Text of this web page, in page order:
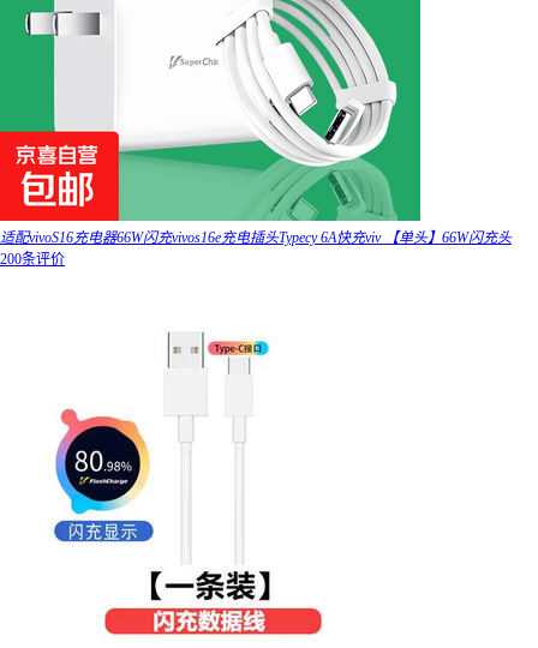
适配vivoS16充电器66W闪充vivos16e充电插头Typecy 6A快充viv 【单头】66W闪充头
200条评价